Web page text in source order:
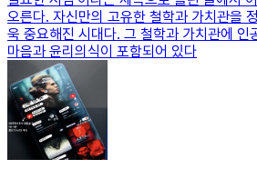
오른다. 자신만의 고유한 철학과 가치관을
욱 중요해진 시대다. 그 철학과 가치관에 인
마음과 윤리의식이 포함되어 있다